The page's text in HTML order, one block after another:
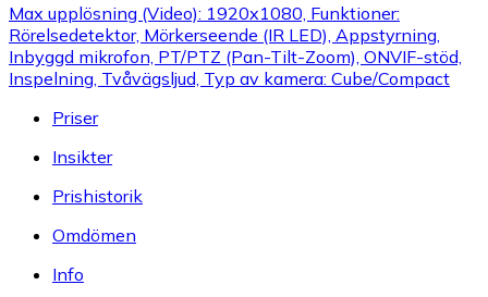
Max upplösning (Video): 1920x1080, Funktioner:
Rörelsedetektor, Mörkerseende (IR LED), Appstyrning,
Inbyggd mikrofon, PT/PTZ (Pan-Tilt-Zoom), ONVIF-stöd,
Inspelning, Tvåvägsljud, Typ av kamera: Cube/Compact
Priser
Insikter
Prishistorik
Omdömen
Info